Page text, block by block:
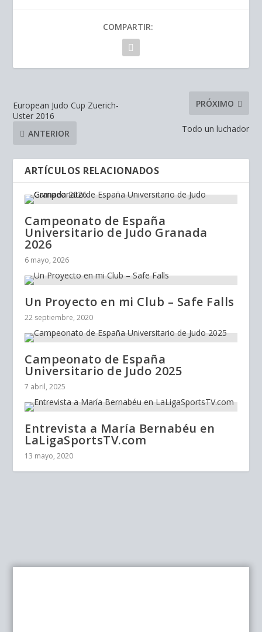
COMPARTIR:
European Judo Cup Zuerich-
Uster 2016
ANTERIOR
PRÓXIMO
Todo un luchador
ARTÍCULOS RELACIONADOS
Campeonato de España
Universitario de Judo Granada
2026
6 mayo, 2026
Un Proyecto en mi Club – Safe Falls
22 septiembre, 2020
Campeonato de España
Universitario de Judo 2025
7 abril, 2025
Entrevista a María Bernabéu en
LaLigaSportsTV.com
13 mayo, 2020